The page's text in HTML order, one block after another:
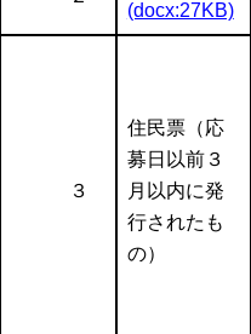
(docx:27KB)
３
住民票（応
募日以前３
月以内に発
行されたも
の）